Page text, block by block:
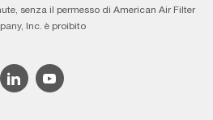
senza il permesso di American Air Filter
Inc. è proibito